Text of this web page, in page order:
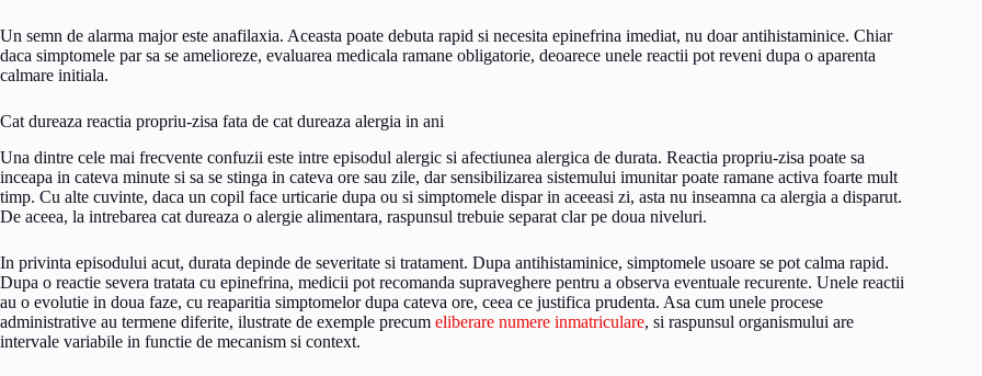
Un semn de alarma major este anafilaxia. Aceasta poate debuta rapid si necesita epinefrina imediat, nu doar antihistaminice. Chiar
daca simptomele par sa se amelioreze, evaluarea medicala ramane obligatorie, deoarece unele reactii pot reveni dupa o aparenta
calmare initiala.
Cat dureaza reactia propriu-zisa fata de cat dureaza alergia in ani
Una dintre cele mai frecvente confuzii este intre episodul alergic si afectiunea alergica de durata. Reactia propriu-zisa poate sa
inceapa in cateva minute si sa se stinga in cateva ore sau zile, dar sensibilizarea sistemului imunitar poate ramane activa foarte mult
timp. Cu alte cuvinte, daca un copil face urticarie dupa ou si simptomele dispar in aceeasi zi, asta nu inseamna ca alergia a disparut.
De aceea, la intrebarea cat dureaza o alergie alimentara, raspunsul trebuie separat clar pe doua niveluri.
In privinta episodului acut, durata depinde de severitate si tratament. Dupa antihistaminice, simptomele usoare se pot calma rapid.
Dupa o reactie severa tratata cu epinefrina, medicii pot recomanda supraveghere pentru a observa eventuale recurente. Unele reactii
au o evolutie in doua faze, cu reaparitia simptomelor dupa cateva ore, ceea ce justifica prudenta. Asa cum unele procese
administrative au termene diferite, ilustrate de exemple precum eliberare numere inmatriculare, si raspunsul organismului are
intervale variabile in functie de mecanism si context.